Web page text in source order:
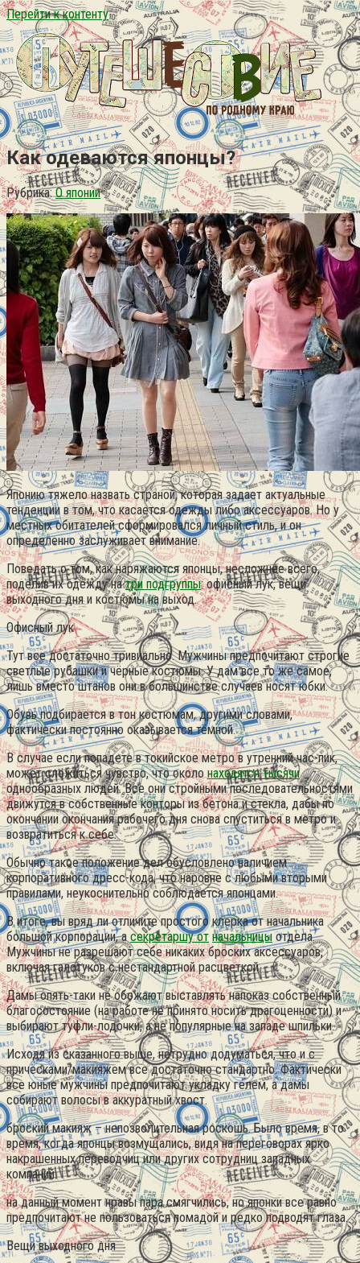
Перейти к контенту
Как одеваются японцы?
Рубрика: О японии
Японию тяжело назвать страной, которая задает актуальные
тенденции в том, что касается одежды либо аксессуаров. Но у
местных обитателей сформировался личный стиль, и он
определенно заслуживает внимание.
Поведать о том, как наряжаются японцы, несложнее всего,
поделив их одежду натри подгруппы: офисный лук, вещи
выходного дня и костюмы на выход.
Офисный лук
Тут все достаточно тривиально. Мужчины предпочитают строгие
светлые рубашки и чёрные костюмы. У дам все то же самое,
лишь вместо штанов они в большинстве случаев носят юбки.
Обувь подбирается в тон костюмам, другими словами,
фактически постоянно оказывается тёмной.
В случае если попадете в токийское метро в утренний час-пик,
может сложиться чувство, что околонаходятся тысячи
однообразных людей. Все они стройными последовательностями
движутся в собственные конторы из бетона и стекла, дабы по
окончании окончания рабочего дня снова спуститься в метро и
возвратиться к себе.
Обычно такое положение дел обусловлено наличием
корпоративного дресс-кода, что наровне с любыми вторыми
правилами, неукоснительно соблюдается японцами.
В итоге, вы вряд ли отличите простого клерка от начальника
большой корпорации, асекретаршу от начальницы отдела.
Мужчины не разрешают себе никаких броских аксессуаров,
включая галстуков с нестандартной расцветкой.
Дамы опять-таки не обожают выставлять напоказ собственный
благосостояние (на работе не принято носить драгоценности) и
выбирают туфли-лодочки, а не популярные на западе шпильки.
Исходя из сказанного выше, нетрудно додуматься, что и с
прическами/макияжем все достаточно стандартно. Фактически
все юные мужчины предпочитают укладку гелем, а дамы
собирают волосы в аккуратный хвост.
броский макияж – непозволительная роскошь. Было время, в то
время, когда японцы возмущались, видя на переговорах ярко
накрашенных переводчиц или других сотрудниц западных
компаний.
на данный момент нравы пара смягчились, но японки все равно
предпочитают не пользоваться помадой и редко подводят глаза.
Вещи выходного дня